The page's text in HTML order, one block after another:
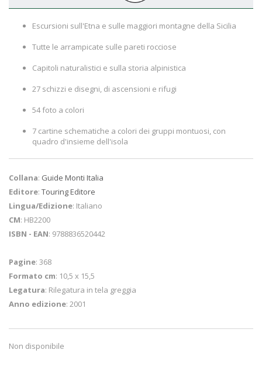
Escursioni sull'Etna e sulle maggiori montagne della Sicilia
Tutte le arrampicate sulle pareti rocciose
Capitoli naturalistici e sulla storia alpinistica
27 schizzi e disegni, di ascensioni e rifugi
54 foto a colori
7 cartine schematiche a colori dei gruppi montuosi, con
quadro d'insieme dell'isola
Collana: Guide Monti Italia
Editore: Touring Editore
Lingua/Edizione: Italiano
CM: HB2200
ISBN - EAN: 9788836520442
Pagine: 368
Formato cm: 10,5 x 15,5
Legatura: Rilegatura in tela greggia
Anno edizione: 2001
Non disponibile